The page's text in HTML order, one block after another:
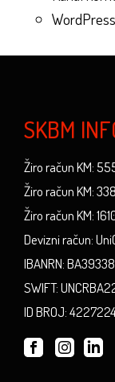
SKBM
Žiro račun KM:
Žiro račun KM:
Žiro račun KM:
Devizni račun:
IBANRN:
SWIFT:
ID BROJ: